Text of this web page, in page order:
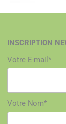
INSCRIPTION
Votre E-mail*
Votre Nom*